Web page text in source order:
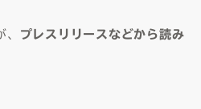
プレスリリースなどから読み